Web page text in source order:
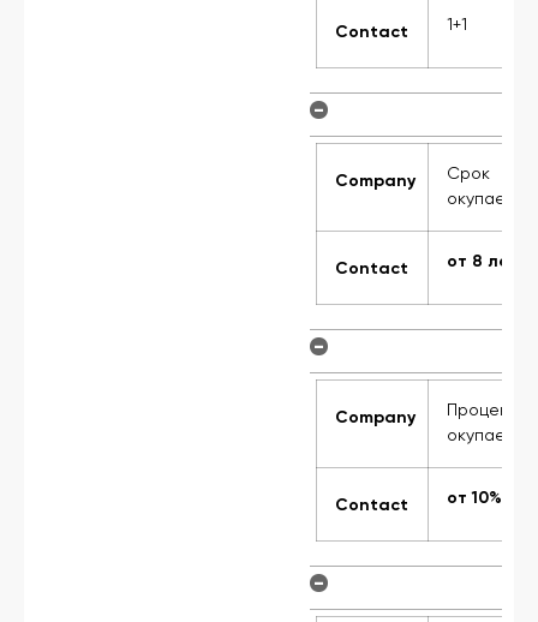
Contact 1+1
-
Company
Срок
Contact от 8 лет
-
Company
Процент
Contact от 10%
-